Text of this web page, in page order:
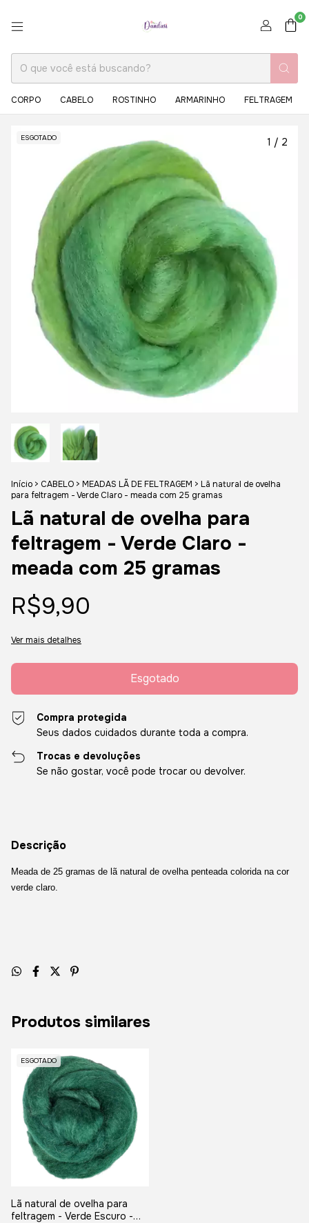
0
CORPO CABELO ROSTINHO ARMARINHO FELTRAGEM
ESGOTADO 1 / 2
Início > CABELO > MEADAS LÃ DE FELTRAGEM > Lã natural de ovelha
para feltragem - Verde Claro - meada com 25 gramas
Lã natural de ovelha para
feltragem - Verde Claro -
meada com 25 gramas
R$9,90
Ver mais detalhes
Compra protegida
Seus dados cuidados durante toda a compra.
Trocas e devoluções
Se não gostar, você pode trocar ou devolver.
Descrição
Meada de 25 gramas de lã natural de ovelha penteada colorida na cor
verde claro.
Produtos similares
ESGOTADO
Lã natural de ovelha para
feltragem - Verde Escuro -